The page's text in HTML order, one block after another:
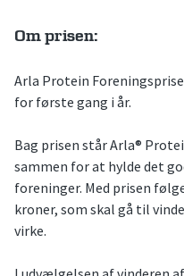
Om prisen:
Arla Protein
for første gang i år.
Bag prisen står Arla®
sammen for at hylde det
foreninger. Med prisen
kroner, som skal gå til
virke.